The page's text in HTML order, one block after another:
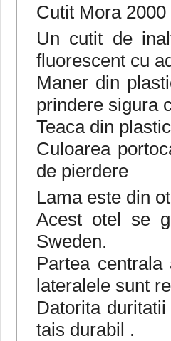
Cutit Mora
Un cutit de
fluorescent cu
Maner din
prindere sigura
Teaca din
Culoarea
de pierdere
Lama este din
Acest otel se
Sweden.
Partea
lateralele sunt
Datorita
tais durabil .